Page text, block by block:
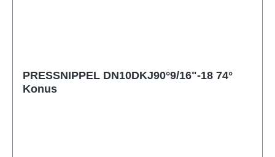
PRESSNIPPEL DN10DKJ90°9/16"-18 74°
Konus